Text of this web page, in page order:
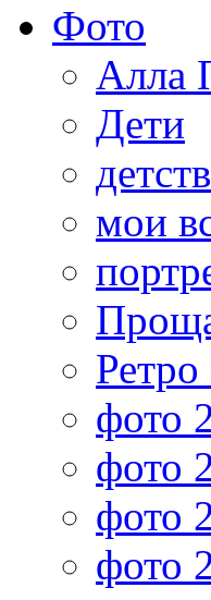
Фото
Алла
Дети
мои
фото
фото
фото
фото